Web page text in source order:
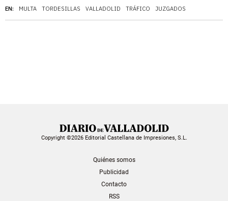
EN: MULTA TORDESILLAS VALLADOLID TRÁFICO JUZGADOS
Copyright ©2026 Editorial Castellana de Impresiones, S.L.
Quiénes somos
Publicidad
Contacto
RSS